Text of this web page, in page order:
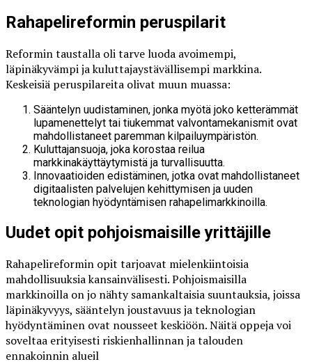
Rahapelireformin peruspilarit
Reformin taustalla oli tarve luoda avoimempi,
läpinäkyvämpi ja kuluttajaystävällisempi markkina.
Keskeisiä peruspilareita olivat muun muassa:
Sääntelyn uudistaminen, jonka myötä joko ketterämmät
lupamenettelyt tai tiukemmat valvontamekanismit ovat
mahdollistaneet paremman kilpailuympäristön.
Kuluttajansuoja, joka korostaa reilua
markkinakäyttäytymistä ja turvallisuutta.
Innovaatioiden edistäminen, jotka ovat mahdollistaneet
digitaalisten palvelujen kehittymisen ja uuden
teknologian hyödyntämisen rahapelimarkkinoilla.
Uudet opit pohjoismaisille yrittäjille
Rahapelireformin opit tarjoavat mielenkiintoisia
mahdollisuuksia kansainvälisesti. Pohjoismaisilla
markkinoilla on jo nähty samankaltaisia suuntauksia, joissa
läpinäkyvyys, sääntelyn joustavuus ja teknologian
hyödyntäminen ovat nousseet keskiöön. Näitä oppeja voi
soveltaa erityisesti riskienhallinnan ja talouden
ennakoinnin alueil